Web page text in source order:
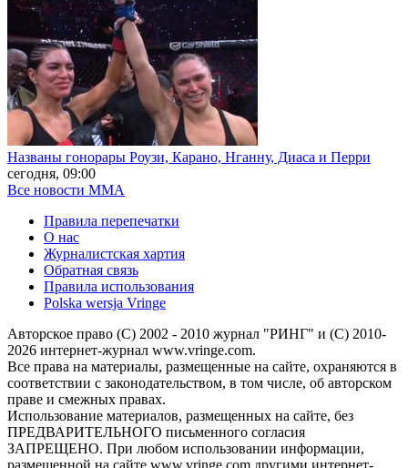
Названы гонорары Роузи, Карано, Нганну, Диаса и Перри
сегодня, 09:00
Все новости MMA
Правила перепечатки
О нас
Журналистская хартия
Обратная связь
Правила использования
Polska wersja Vringe
Авторское право (С) 2002 - 2010 журнал "РИНГ" и (С) 2010-
2026 интернет-журнал www.vringe.com.
Все права на материалы, размещенные на сайте, охраняются в
соответствии с законодательством, в том числе, об авторском
праве и смежных правах.
Использование материалов, размещенных на сайте, без
ПРЕДВАРИТЕЛЬНОГО письменного согласия
ЗАПРЕЩЕНО. При любом использовании информации,
размещенной на сайте www.vringe.com другими интернет-